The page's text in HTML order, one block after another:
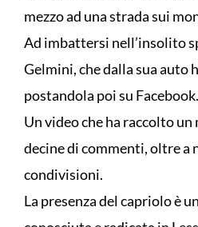
mezzo ad una strada sui
Ad imbattersi nell’insolito
Gelmini, che dalla sua auto
postandola poi su Facebook.
Un video che ha raccolto un
decine di commenti, oltre a
condivisioni.
La presenza del capriolo è